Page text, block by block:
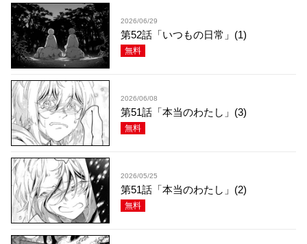
2026/06/29
第52話「いつもの日常」(1)
無料
2026/06/08
第51話「本当のわたし」(3)
無料
2026/05/25
第51話「本当のわたし」(2)
無料